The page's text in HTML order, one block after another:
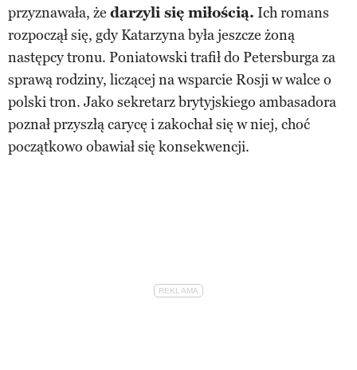
przyznawała, że darzyli się miłością. Ich romans
rozpoczął się, gdy Katarzyna była jeszcze żoną
następcy tronu. Poniatowski trafił do Petersburga za
sprawą rodziny, liczącej na wsparcie Rosji w walce o
polski tron. Jako sekretarz brytyjskiego ambasadora
poznał przyszłą carycę i zakochał się w niej, choć
początkowo obawiał się konsekwencji.